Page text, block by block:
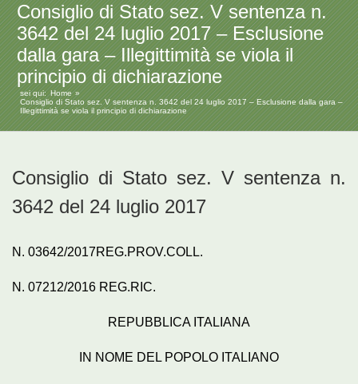
Consiglio di Stato sez. V sentenza n.
3642 del 24 luglio 2017 – Esclusione
dalla gara – Illegittimità se viola il
principio di dichiarazione
sei qui: Home
Consiglio di Stato sez. V sentenza n. 3642 del 24 luglio 2017 – Esclusione dalla gara –
Illegittimità se viola il principio di dichiarazione
Consiglio di Stato sez. V sentenza n.
3642 del 24 luglio 2017
N. 03642/2017REG.PROV.COLL.
N. 07212/2016 REG.RIC.
REPUBBLICA ITALIANA
IN NOME DEL POPOLO ITALIANO